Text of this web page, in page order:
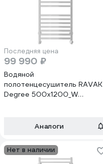
Последняя цена
99 990 ₽
Водяной
полотенцесушитель RAVAK
Degree 500x1200_W
Аналоги
Нет в наличии